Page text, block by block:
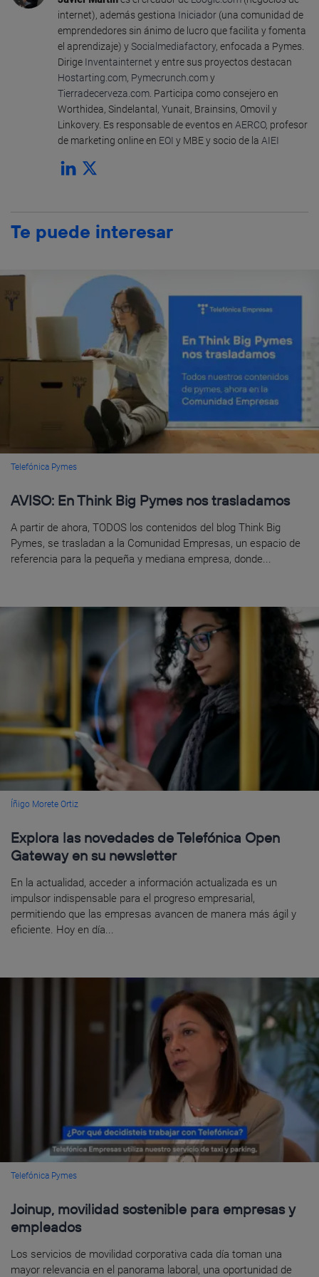
internet), además gestiona Iniciador (una comunidad de
emprendedores sin ánimo de lucro que facilita y fomenta
el aprendizaje) ySocialmediafactory, enfocada a Pymes.
Dirige Inventainternet y entre sus proyectos destacan
Hostarting.com, Pymecrunch.comy
Tierradecerveza.com . Participa como consejero en
Worthidea, Sindelantal, Yunait, Brainsins, Omovil y
Linkovery. Es responsable de eventos en AERCO, profesor
de marketing online en EOI y MBE y socio de la AIEI
Te puede interesar
Telefónica Pymes
AVISO: En Think Big Pymes nos trasladamos
A partir de ahora, TODOS los contenidos del blog Think Big
Pymes, se trasladan a la Comunidad Empresas, un espacio de
referencia para la pequeña y mediana empresa, donde...
Íñigo Morete Ortiz
Explora las novedades de Telefónica Open
Gateway en su newsletter
En la actualidad, acceder a información actualizada es un
impulsor indispensable para el progreso empresarial,
permitiendo que las empresas avancen de manera más ágil y
eficiente. Hoy en día...
Telefónica Pymes
Joinup, movilidad sostenible para empresas y
empleados
Los servicios de movilidad corporativa cada día toman una
mayor relevancia en el panorama laboral, una oportunidad de